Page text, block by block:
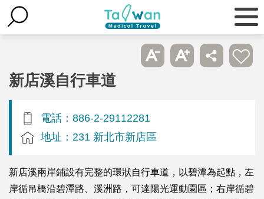
新店溪自行車道
電話：886-2-29112281
地址：231 新北市新店區
新店溪兩岸鋪設有完整的環狀自行車道，以碧潭為起點，左
岸循吊橋沿碧潭路、溪洲路，可達陽光運動園區；右岸循碧